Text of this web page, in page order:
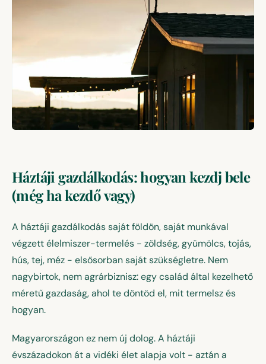
Háztáji gazdálkodás: hogyan kezdj bele (még ha kezdő vagy)
Háztáji gazdálkodás: hogyan kezdj bele
(még ha kezdő vagy)
A háztáji gazdálkodás saját földön, saját munkával
végzett élelmiszer-termelés - zöldség, gyümölcs, tojás,
hús, tej, méz - elsősorban saját szükségletre. Nem
nagybirtok, nem agrárbiznisz: egy család által kezelhető
méretű gazdaság, ahol te döntöd el, mit termelsz és
hogyan.
Magyarországon ez nem új dolog. A háztáji
évszázadokon át a vidéki élet alapja volt - aztán a